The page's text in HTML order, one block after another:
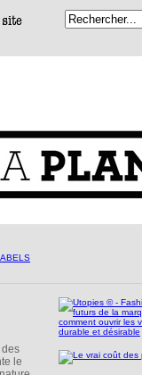
des
le